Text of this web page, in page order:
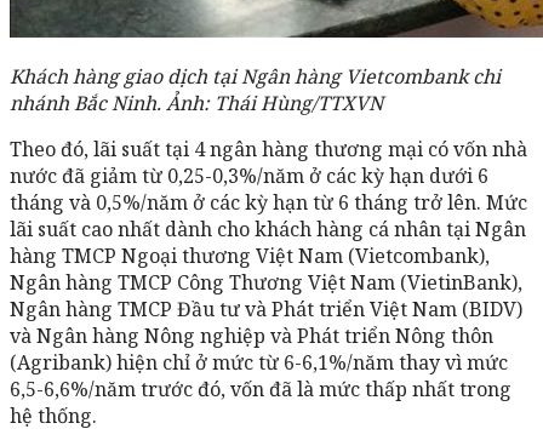
Khách hàng giao dịch tại Ngân hàng Vietcombank chi
nhánh Bắc Ninh. Ảnh: Thái Hùng/TTXVN
Theo đó, lãi suất tại 4 ngân hàng thương mại có vốn nhà
nước đã giảm từ 0,25-0,3%/năm ở các kỳ hạn dưới 6
tháng và 0,5%/năm ở các kỳ hạn từ 6 tháng trở lên. Mức
lãi suất cao nhất dành cho khách hàng cá nhân tại Ngân
hàng TMCP Ngoại thương Việt Nam (Vietcombank),
Ngân hàng TMCP Công Thương Việt Nam (VietinBank),
Ngân hàng TMCP Đầu tư và Phát triển Việt Nam (BIDV)
và Ngân hàng Nông nghiệp và Phát triển Nông thôn
(Agribank) hiện chỉ ở mức từ 6-6,1%/năm thay vì mức
6,5-6,6%/năm trước đó, vốn đã là mức thấp nhất trong
hệ thống.